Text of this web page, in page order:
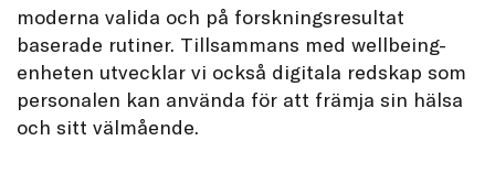
moderna valida och på forskningsresultat
baserade rutiner. Tillsammans med wellbeing-
enheten utvecklar vi också digitala redskap som
personalen kan använda för att främja sin hälsa
och sitt välmående.